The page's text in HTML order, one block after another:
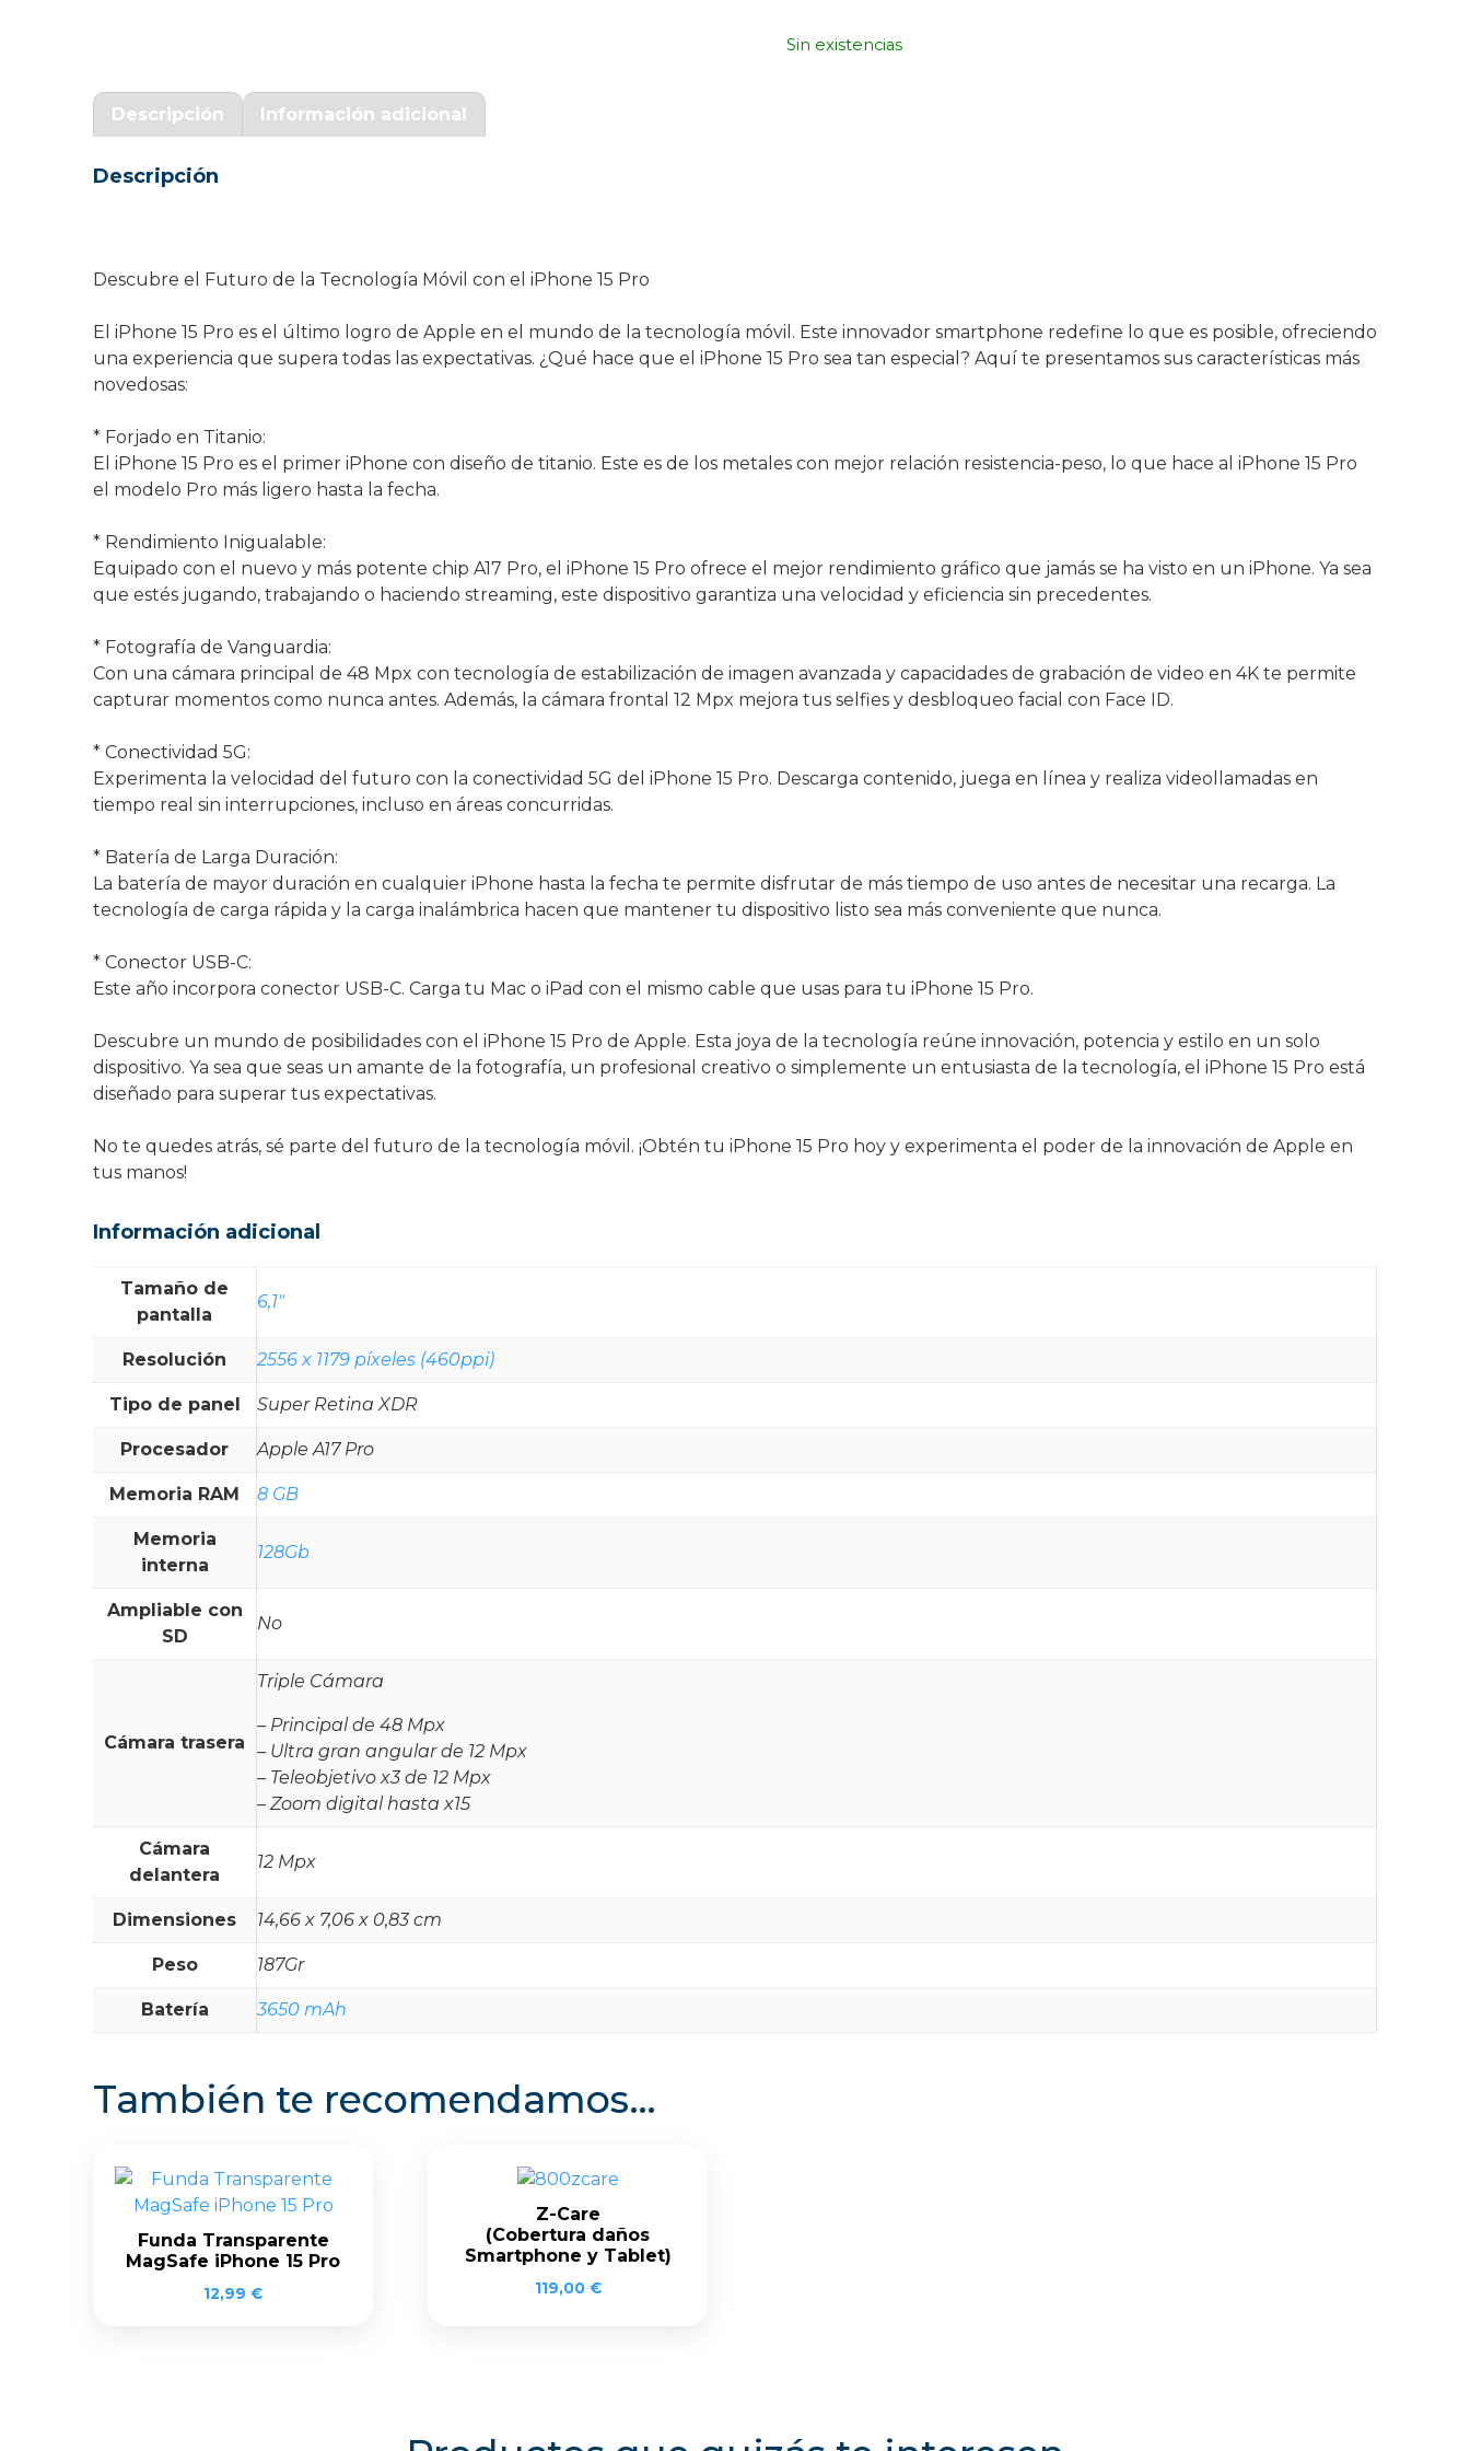
Sin existencias
Descripción Información adicional
Descripción
Descubre el Futuro de la Tecnología Móvil con el iPhone 15 Pro
El iPhone 15 Pro es el último logro de Apple en el mundo de la tecnología móvil. Este innovador smartphone redefine lo que es posible, ofreciendo
una experiencia que supera todas las expectativas. ¿Qué hace que el iPhone 15 Pro sea tan especial? Aquí te presentamos sus características más
novedosas:
* Forjado en Titanio:
El iPhone 15 Pro es el primer iPhone con diseño de titanio. Este es de los metales con mejor relación resistencia-peso, lo que hace al iPhone 15 Pro
el modelo Pro más ligero hasta la fecha.
* Rendimiento Inigualable:
Equipado con el nuevo y más potente chip A17 Pro, el iPhone 15 Pro ofrece el mejor rendimiento gráfico que jamás se ha visto en un iPhone. Ya sea
que estés jugando, trabajando o haciendo streaming, este dispositivo garantiza una velocidad y eficiencia sin precedentes.
* Fotografía de Vanguardia:
Con una cámara principal de 48 Mpx con tecnología de estabilización de imagen avanzada y capacidades de grabación de video en 4K te permite
capturar momentos como nunca antes. Además, la cámara frontal 12 Mpx mejora tus selfies y desbloqueo facial con Face ID.
* Conectividad 5G:
Experimenta la velocidad del futuro con la conectividad 5G del iPhone 15 Pro. Descarga contenido, juega en línea y realiza videollamadas en
tiempo real sin interrupciones, incluso en áreas concurridas.
* Batería de Larga Duración:
La batería de mayor duración en cualquier iPhone hasta la fecha te permite disfrutar de más tiempo de uso antes de necesitar una recarga. La
tecnología de carga rápida y la carga inalámbrica hacen que mantener tu dispositivo listo sea más conveniente que nunca.
* Conector USB-C:
Este año incorpora conector USB-C. Carga tu Mac o iPad con el mismo cable que usas para tu iPhone 15 Pro.
Descubre un mundo de posibilidades con el iPhone 15 Pro de Apple. Esta joya de la tecnología reúne innovación, potencia y estilo en un solo
dispositivo. Ya sea que seas un amante de la fotografía, un profesional creativo o simplemente un entusiasta de la tecnología, el iPhone 15 Pro está
diseñado para superar tus expectativas.
No te quedes atrás, sé parte del futuro de la tecnología móvil. ¡Obtén tu iPhone 15 Pro hoy y experimenta el poder de la innovación de Apple en
tus manos!
Información adicional
Tamaño de
pantalla
6,1"
Resolución 2556 x 1179 píxeles (460ppi)
Tipo de panel Super Retina XDR
Procesador Apple A17 Pro
Memoria RAM 8 GB
Memoria
interna
128Gb
Ampliable con
SD
No
Cámara trasera
Triple Cámara
– Principal de 48 Mpx
– Ultra gran angular de 12 Mpx
– Teleobjetivo x3 de 12 Mpx
– Zoom digital hasta x15
Cámara
delantera
12 Mpx
Dimensiones 14,66 x 7,06 x 0,83 cm
Peso 187Gr
Batería 3650 mAh
También te recomendamos…
Funda Transparente
MagSafe iPhone 15 Pro
12,99 €
Z-Care
(Cobertura daños
Smartphone y Tablet)
119,00 €